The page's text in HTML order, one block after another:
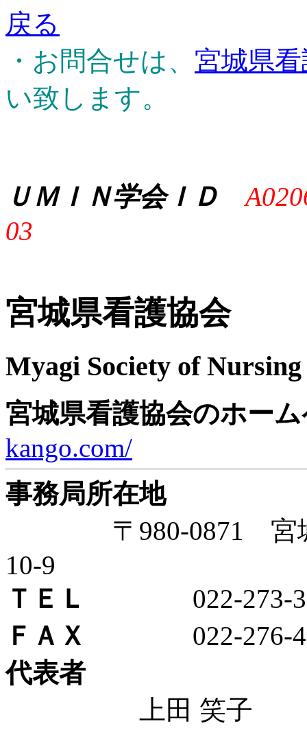
戻る
・お問合せは、 宮城県
い致します。
ＵＭＩＮ学会ＩＤ
03
宮城県看護協会
Myagi Society of Nursing
宮城県看護協会のホー
kango.com/
事務局所在地
〒980-0871 宮城県
10-9
ＴＥＬ
022-273-
ＦＡＸ
022-276-
代表者
上田 笑子